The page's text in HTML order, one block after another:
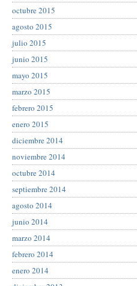
octubre 2015
agosto 2015
julio 2015
junio 2015
mayo 2015
marzo 2015
febrero 2015
enero 2015
diciembre 2014
noviembre 2014
octubre 2014
septiembre 2014
agosto 2014
junio 2014
marzo 2014
febrero 2014
enero 2014